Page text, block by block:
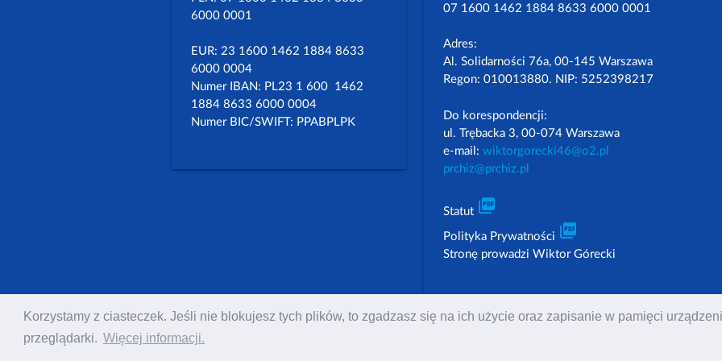
Korzystamy z ciasteczek. Jeśli nie blokujesz tych plików, to zgadzasz się na ich użycie oraz zapisanie w pamięci
przeglądarki. Więcej informacji.
07 1600 1462 1884 8633 6000 0001
Adres:
Al. Solidarności 76a, 00-145 Warszawa
Regon: 010013880. NIP: 5252398217
Do korespondencji:
ul. Trębacka 3, 00-074 Warszawa
e-mail:wiktorgorecki46@o2.pl
prchiz@prchiz.pl
Statut picture_as_pdf
Polityka Prywatności picture_as_pdf
Stronę prowadzi Wiktor Górecki
6000 0001
EUR: 23 1600 1462 1884 8633
6000 0004
Numer IBAN: PL23 1 600 1462
1884 8633 6000 0004
Numer BIC/SWIFT: PPABPLPK
Copyright ©